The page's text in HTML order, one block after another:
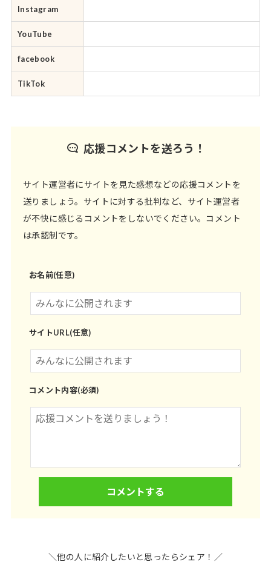
Instagram
YouTube
facebook
TikTok
応援コメントを送ろう！
サイト運営者にサイトを見た感想などの応援コメントを
送りましょう。サイトに対する批判など、サイト運営者
が不快に感じるコメントをしないでください。コメント
は承認制です。
お名前(任意)
サイトURL(任意)
コメント内容(必須)
＼他の人に紹介したいと思ったらシェア！／